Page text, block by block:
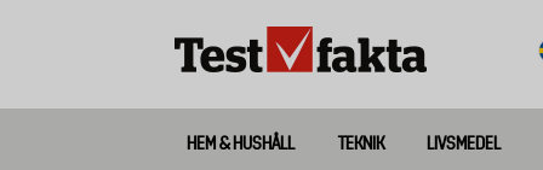
Huvudmeny
HEM & HUSHÅLL TEKNIK LIVSMEDEL